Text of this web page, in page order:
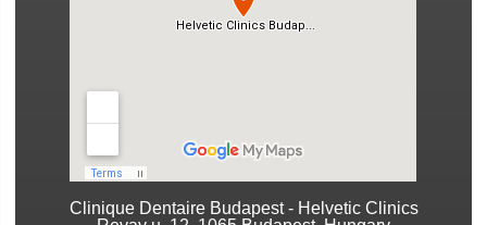
Clinique Dentaire Budapest - Helvetic Clinics